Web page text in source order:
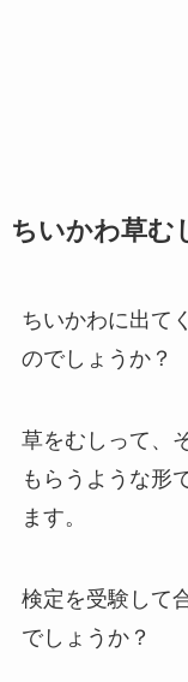
ちいかわ草む
ちいかわに出て
のでしょうか？
草をむしって、
もらうような形
ます。
検定を受験して
でしょうか？